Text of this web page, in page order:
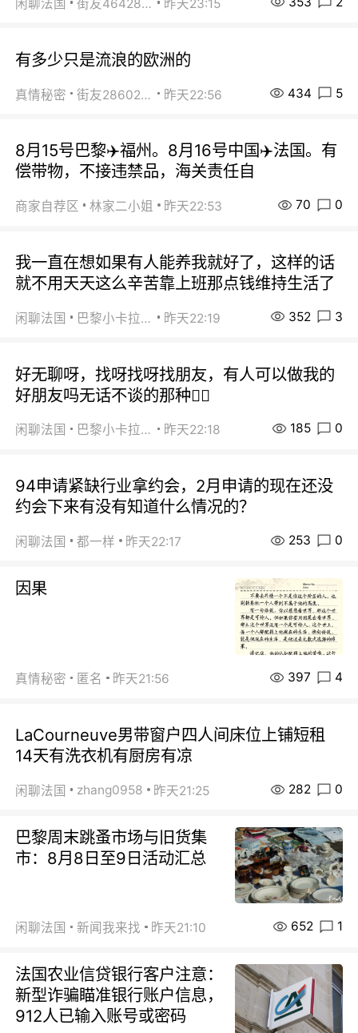
闲聊法国 街友46428878 昨天23:15
有多少只是流浪的欧洲的
真情秘密 街友28602925 昨天22:56 434 5
8月15号巴黎✈️福州。8月16号中国✈️法国。有
偿带物，不接违禁品，海关责任自
商家自荐区 林家二小姐 昨天22:53 70 0
我一直在想如果有人能养我就好了，这样的话
就不用天天这么辛苦靠上班那点钱维持生活了
闲聊法国 巴黎小卡拉咪 昨天22:19 352 3
好无聊呀，找呀找呀找朋友，有人可以做我的
好朋友吗无话不谈的那种😮‍💨
闲聊法国 巴黎小卡拉咪 昨天22:18 185 0
94申请紧缺行业拿约会，2月申请的现在还没
约会下来有没有知道什么情况的？
闲聊法国 都一样 昨天22:17 253 0
因果
真情秘密 匿名 昨天21:56 397 4
LaCourneuve男带窗户四人间床位上铺短租
14天有洗衣机有厨房有凉
闲聊法国 zhang0958 昨天21:25 282 0
巴黎周末跳蚤市场与旧货集
市：8月8日至9日活动汇总
闲聊法国 新闻我来找 昨天21:10 652 1
法国农业信贷银行客户注意：
新型诈骗瞄准银行账户信息，
912人已输入账号或密码